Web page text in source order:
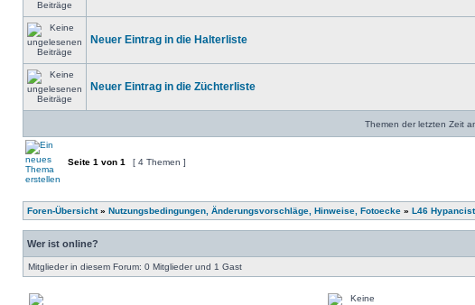
Neuer Eintrag in die Halterliste
Neuer Eintrag in die Züchterliste
Themen der letzten Zeit
Seite 1 von 1 [ 4 Themen ]
Foren-Übersicht» Nutzungsbedingungen, Änderungsvorschläge, Hinweise, Fotoecke » L46
Wer ist online?
Mitglieder in diesem Forum: 0 Mitglieder und 1 Gast